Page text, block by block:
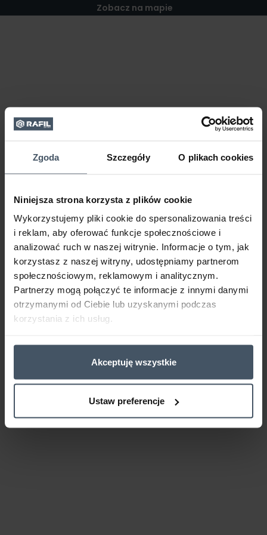
Zgoda Szczegóły O plikach cookies
Niniejsza strona korzysta z plików cookie
Wykorzystujemy pliki cookie do spersonalizowania treści
i reklam, aby oferować funkcje społecznościowe i
analizować ruch w naszej witrynie. Informacje o tym, jak
korzystasz z naszej witryny, udostępniamy partnerom
społecznościowym, reklamowym i analitycznym.
Partnerzy mogą połączyć te informacje z innymi danymi
otrzymanymi od Ciebie lub uzyskanymi podczas
korzystania z ich usług.
Akceptuję wszystkie
Ustaw preferencje
Zobacz na mapie